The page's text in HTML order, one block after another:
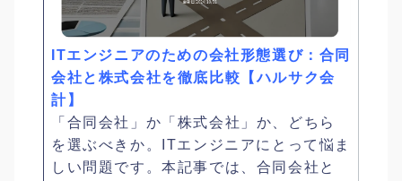
ITエンジニアのための会社形態選び：合同
会社と株式会社を徹底比較【ハルサク会
計】
「合同会社」か「株式会社」か、どちら
を選ぶべきか。ITエンジニアにとって悩ま
しい問題です。本記事では、合同会社と